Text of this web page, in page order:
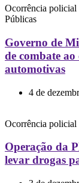
Ocorrência policial
Públicas
Governo de
de combate ao
automotivas
4 de
Ocorrência policial
Operação da
levar drogas